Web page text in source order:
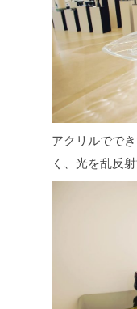
アクリルでで
く、光を乱反